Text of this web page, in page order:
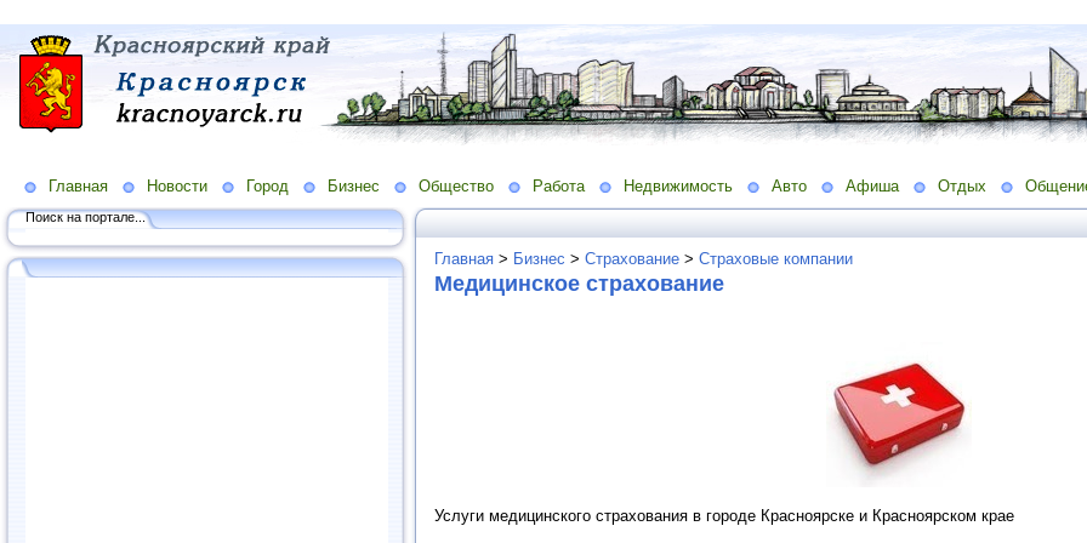
Главная Новости Город Бизнес Общество Работа Недвижимость Авто Афиша Отдых
Поиск на портале...
Главная > Бизнес > Страхование > Страховые компании
Медицинское страхование
Услуги медицинского страхования в городе Красноярске и Красноярском крае